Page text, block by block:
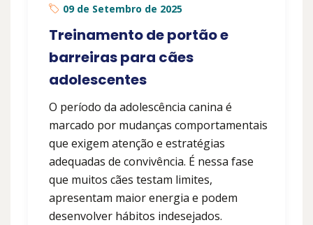
09 de Setembro de 2025
Treinamento de portão e
barreiras para cães
adolescentes
O período da adolescência canina é
marcado por mudanças comportamentais
que exigem atenção e estratégias
adequadas de convivência. É nessa fase
que muitos cães testam limites,
apresentam maior energia e podem
desenvolver hábitos indesejados.